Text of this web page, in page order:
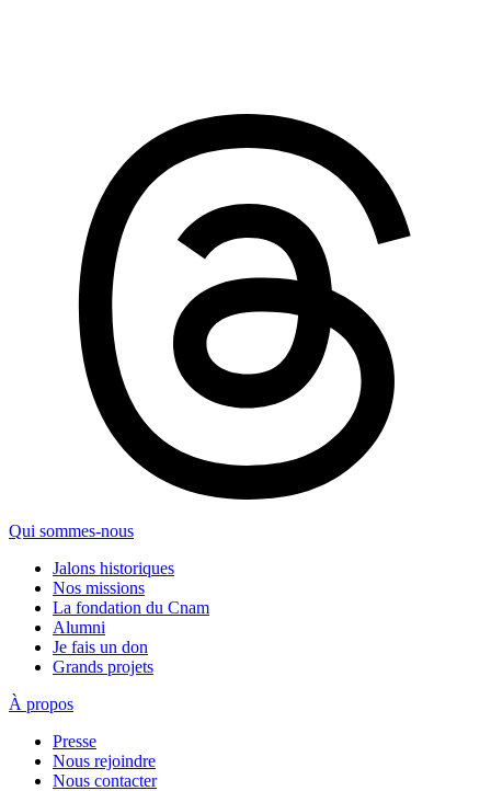
Qui sommes-nous
Jalons historiques
Nos missions
La fondation du Cnam
Alumni
Je fais un don
Grands projets
À propos
Presse
Nous rejoindre
Nous contacter